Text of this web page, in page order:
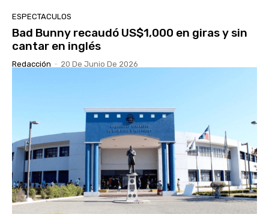
ESPECTACULOS
Bad Bunny recaudó US$1,000 en giras y sin
cantar en inglés
Redacción - 20 De Junio De 2026